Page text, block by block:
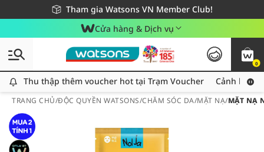
Tham gia Watsons VN Member Club!
Miễn phí giao hàng cho đơn hàng từ 249,000Đ
Giao hàng nhanh 24h - Áp dụng khu vực TP. Hồ Chí Minh
Cửa hàng & Dịch vụ
0
Thu thập thêm voucher hot tại Trạm Voucher
Thu thập thêm voucher hot tại Trạm Voucher Cảnh báo
TRANG CHỦ/ĐỘC QUYỀN WATSONS/CHĂM SÓC DA/MẶT NẠ/MẶT NẠ